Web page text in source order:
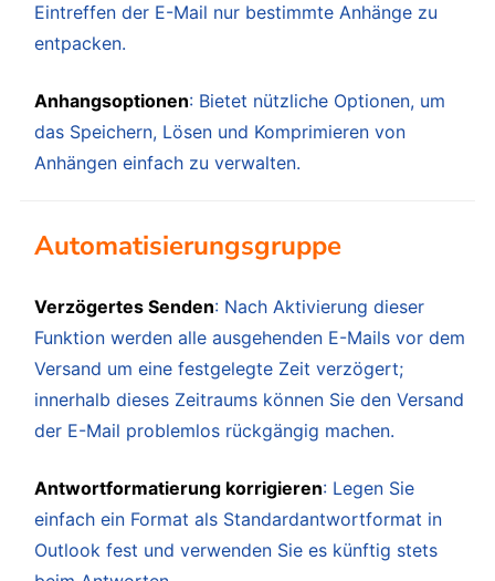
Eintreffen der E-Mail nur bestimmte Anhänge zu
entpacken.
Anhangsoptionen: Bietet nützliche Optionen, um
das Speichern, Lösen und Komprimieren von
Anhängen einfach zu verwalten.
Automatisierungsgruppe
Verzögertes Senden: Nach Aktivierung dieser
Funktion werden alle ausgehenden E-Mails vor dem
Versand um eine festgelegte Zeit verzögert;
innerhalb dieses Zeitraums können Sie den Versand
der E-Mail problemlos rückgängig machen.
Antwortformatierung korrigieren: Legen Sie
einfach ein Format als Standardantwortformat in
Outlook fest und verwenden Sie es künftig stets